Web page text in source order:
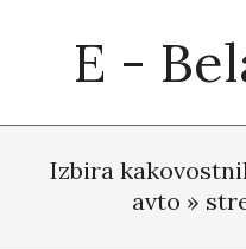
E -
Navigation
Izbira
avto »